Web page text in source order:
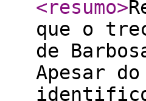
<resumo>
que o
de
Apesar